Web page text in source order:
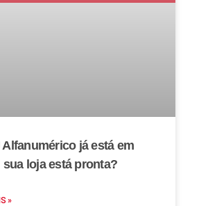
Alfanumérico já está em
loja está pronta?
»